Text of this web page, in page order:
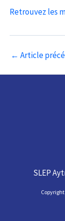
Retrouvez les
Navigation
← Article
SLEP